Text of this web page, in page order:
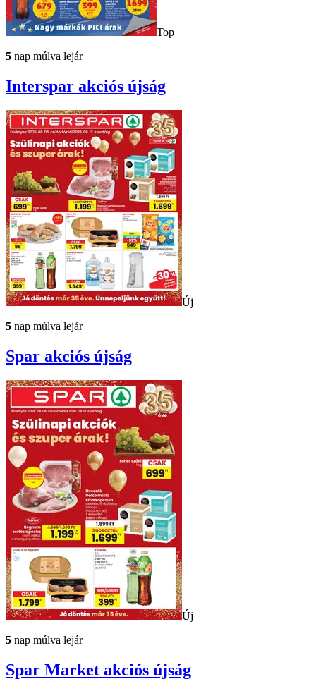
Top
5 nap múlva lejár
Interspar akciós újság
Új
5 nap múlva lejár
Spar akciós újság
Új
5 nap múlva lejár
Spar Market akciós újság